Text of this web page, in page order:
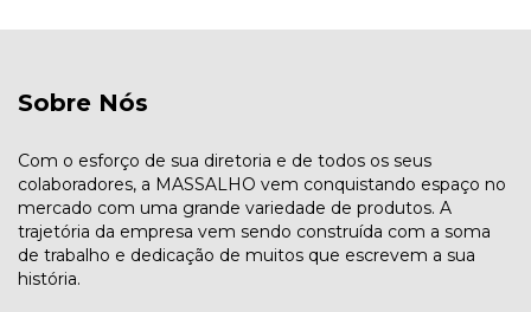
Sobre Nós
Com o esforço de sua diretoria e de todos os seus
colaboradores, a MASSALHO vem conquistando espaço no
mercado com uma grande variedade de produtos. A
trajetória da empresa vem sendo construída com a soma
de trabalho e dedicação de muitos que escrevem a sua
história.